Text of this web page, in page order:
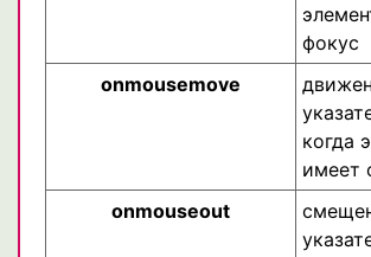
фокус
onmousemove
когда
имеет
onmouseout